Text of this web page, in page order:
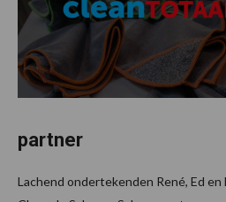
partner
Lachend ondertekenden René, Ed